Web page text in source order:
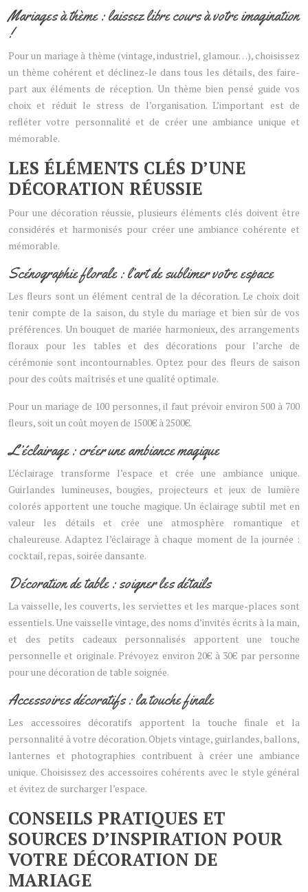
Mariages à thème : laissez libre cours à votre imagination
!
Pour un mariage à thème (vintage, industriel, glamour…), choisissez
un thème cohérent et déclinez-le dans tous les détails, des faire-
part aux éléments de réception. Un thème bien pensé guide vos
choix et réduit le stress de l’organisation. L’important est de
refléter votre personnalité et de créer une ambiance unique et
mémorable.
LES ÉLÉMENTS CLÉS D’UNE
DÉCORATION RÉUSSIE
Pour une décoration réussie, plusieurs éléments clés doivent être
considérés et harmonisés pour créer une ambiance cohérente et
mémorable.
Scénographie florale : l’art de sublimer votre espace
Les fleurs sont un élément central de la décoration. Le choix doit
tenir compte de la saison, du style du mariage et bien sûr de vos
préférences. Un bouquet de mariée harmonieux, des arrangements
floraux pour les tables et des décorations pour l’arche de
cérémonie sont incontournables. Optez pour des fleurs de saison
pour des coûts maîtrisés et une qualité optimale.
Pour un mariage de 100 personnes, il faut prévoir environ 500 à 700
fleurs, soit un coût moyen de 1500€ à 2500€.
L’éclairage : créer une ambiance magique
L’éclairage transforme l’espace et crée une ambiance unique.
Guirlandes lumineuses, bougies, projecteurs et jeux de lumière
colorés apportent une touche magique. Un éclairage subtil met en
valeur les détails et crée une atmosphère romantique et
chaleureuse. Adaptez l’éclairage à chaque moment de la journée :
cocktail, repas, soirée dansante.
Décoration de table : soigner les détails
La vaisselle, les couverts, les serviettes et les marque-places sont
essentiels. Une vaisselle vintage, des noms d’invités écrits à la main,
et des petits cadeaux personnalisés apportent une touche
personnelle et originale. Prévoyez environ 20€ à 30€ par personne
pour une décoration de table soignée.
Accessoires décoratifs : la touche finale
Les accessoires décoratifs apportent la touche finale et la
personnalité à votre décoration. Objets vintage, guirlandes, ballons,
lanternes et photographies contribuent à créer une ambiance
unique. Choisissez des accessoires cohérents avec le style général
et évitez de surcharger l’espace.
CONSEILS PRATIQUES ET
SOURCES D’INSPIRATION POUR
VOTRE DÉCORATION DE
MARIAGE